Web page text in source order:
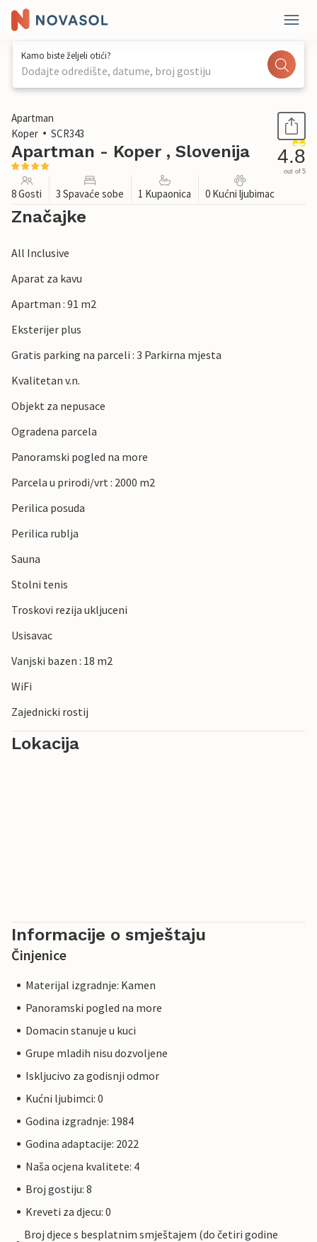
Kamo biste željeli otići?
Dodajte odredište, datume, broj gostiju
1 / 35
Apartman
Koper
SCR343
Apartman - Koper , Slovenija 4.8
out of 5
8 Gosti 3 Spavaće sobe 1 Kupaonica 0 Kućni ljubimac
Značajke
All Inclusive
Aparat za kavu
Apartman : 91 m2
Eksterijer plus
Gratis parking na parceli : 3 Parkirna mjesta
Kvalitetan v.n.
Objekt za nepusace
Ogradena parcela
Panoramski pogled na more
Parcela u prirodi/vrt : 2000 m2
Perilica posuda
Perilica rublja
Sauna
Stolni tenis
Troskovi rezija ukljuceni
Usisavac
Vanjski bazen : 18 m2
WiFi
Zajednicki rostij
Lokacija
Informacije o smještaju
Činjenice
Materijal izgradnje: Kamen
Panoramski pogled na more
Domacin stanuje u kuci
Grupe mladih nisu dozvoljene
Iskljucivo za godisnji odmor
Kućni ljubimci: 0
Godina izgradnje: 1984
Godina adaptacije: 2022
Naša ocjena kvalitete: 4
Broj gostiju: 8
Kreveti za djecu: 0
Broj djece s besplatnim smještajem (do četiri godine